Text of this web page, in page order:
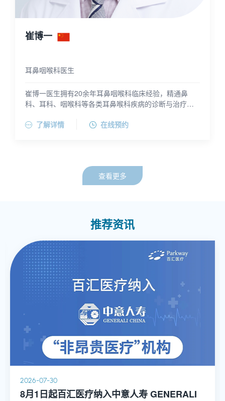
李晓艳 主任医师
耳鼻咽喉科医生
李晓艳医师是主任医师，医学博士，教授，从事耳鼻咽
喉科临床工作三十余年。擅长扁桃体腺样体肥大、急慢
窄、畸形（如喉蹼、喉裂等）以及喉软化的手术治疗方
形整复、头颈部手术以及电子耳蜗植入术等领域处于国
头人及临床首席专家。她是《中国儿童扁桃体、腺样体
委会副主委、中妇幼微创学会儿童专委会副主委以及中
国医师学会耳鼻喉科专委会委员。
了解详情 在线预约
查看更多
推荐资讯
2026-07-30
8月1日起百汇医疗纳入中意人寿 GENERALI